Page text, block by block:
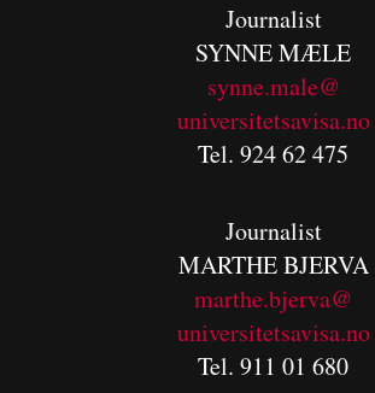
Journalist
SYNNE MÆLE
synne.male@
universitetsavisa.no
Tel. 924 62 475
Journalist
MARTHE BJERVA
marthe.bjerva@
universitetsavisa.no
Tel. 911 01 680